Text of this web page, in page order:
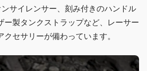
サイレンサー、刻み付きのハンドル
ー製タンクストラップなど、レーサー
クセサリーが備わっています。